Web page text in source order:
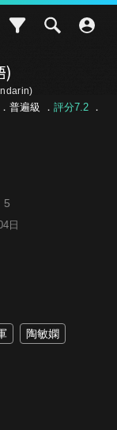
)
普遍級 ． 評分7.2．
5
日
陶敏嫻